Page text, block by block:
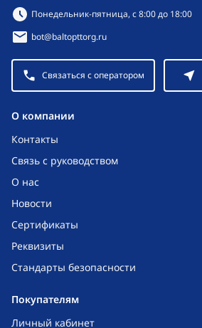
O компании
Контакты
Связь с руководством
О нас
Новости
Сертификаты
Реквизиты
Стандарты безопасности
Покупателям
Личный кабинет
Режим работы:
Понедельник-пятница, с 8:00 до 18:00
bot@baltopttorg.ru
Связаться с оператором